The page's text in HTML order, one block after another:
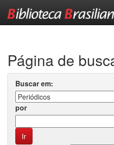
Página de
Buscar em:
por